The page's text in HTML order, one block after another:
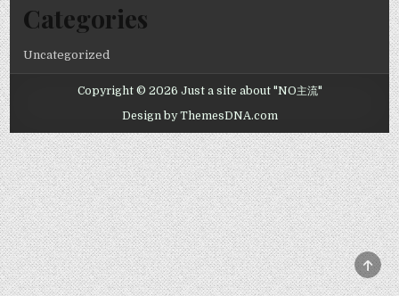
Categories
Uncategorized
Copyright © 2026 Just a site about "NO主流"
Design by ThemesDNA.com
TO
TOP